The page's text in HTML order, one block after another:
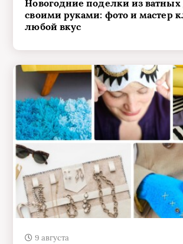
Новогодние поделки из ватных
своими руками: фото и мастер
любой вкус
9 августа